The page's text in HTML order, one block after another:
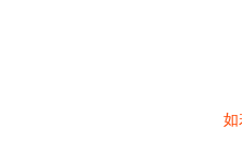
如